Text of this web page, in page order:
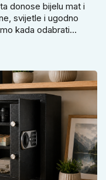
donose bijelu mat i
svijetle i ugodno
kada odabrati
rozete prema stilu